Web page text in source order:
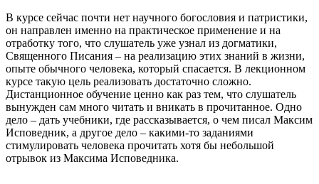
В курсе сейчас почти нет научного богословия и патристики,
он направлен именно на практическое применение и на
отработку того, что слушатель уже узнал из догматики,
Священного Писания – на реализацию этих знаний в жизни,
опыте обычного человека, который спасается. В лекционном
курсе такую цель реализовать достаточно сложно.
Дистанционное обучение ценно как раз тем, что слушатель
вынужден сам много читать и вникать в прочитанное. Одно
дело – дать учебники, где рассказывается, о чем писал Максим
Исповедник, а другое дело – какими-то заданиями
стимулировать человека прочитать хотя бы небольшой
отрывок из Максима Исповедника.